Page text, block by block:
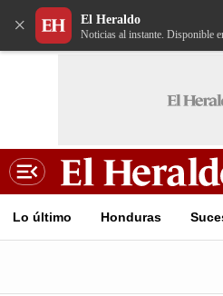
× El Heraldo
Noticias al instante. Disponible
Lo último Honduras